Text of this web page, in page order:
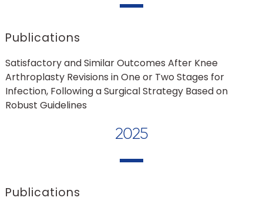
Publications
Satisfactory and Similar Outcomes After Knee
Arthroplasty Revisions in One or Two Stages for
Infection, Following a Surgical Strategy Based on
Robust Guidelines
2025
Publications